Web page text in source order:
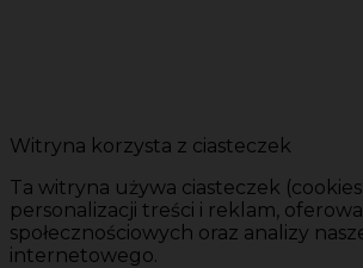
Witryna korzysta z ciasteczek
Ta witryna używa ciasteczek
personalizacji treści i reklam,
społecznościowych oraz analizy
internetowego.